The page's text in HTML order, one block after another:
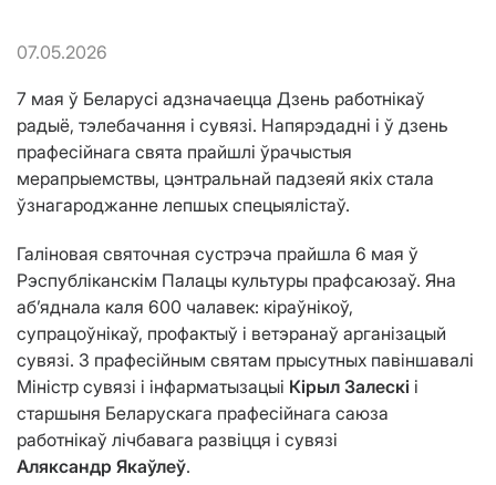
07.05.2026
7 мая ў Беларусі адзначаецца Дзень работнікаў
радыё, тэлебачання і сувязі. Напярэдадні і ў дзень
прафесійнага свята прайшлі ўрачыстыя
мерапрыемствы, цэнтральнай падзеяй якіх стала
ўзнагароджанне лепшых спецыялістаў.
Галіновая святочная сустрэча прайшла 6 мая ў
Рэспубліканскім Палацы культуры прафсаюзаў. Яна
аб’яднала каля 600 чалавек: кіраўнікоў,
супрацоўнікаў, профактыў і ветэранаў арганізацый
сувязі. З прафесійным святам прысутных павіншавалі
Міністр сувязі і інфарматызацыі Кірыл Залескі і
старшыня Беларускага прафесійнага саюза
работнікаў лічбавага развіцця і сувязі
Аляксандр Якаўлеў.